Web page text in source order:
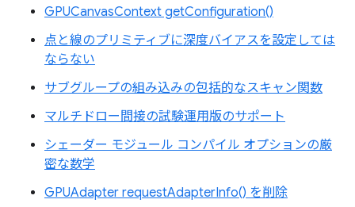
GPUCanvasContext getConfiguration()
点と線のプリミティブに深度バイアスを設定しては
ならない
サブグループの組み込みの包括的なスキャン関数
マルチドロー間接の試験運用版のサポート
シェーダー モジュール コンパイル オプションの厳
密な数学
GPUAdapter requestAdapterInfo() を削除